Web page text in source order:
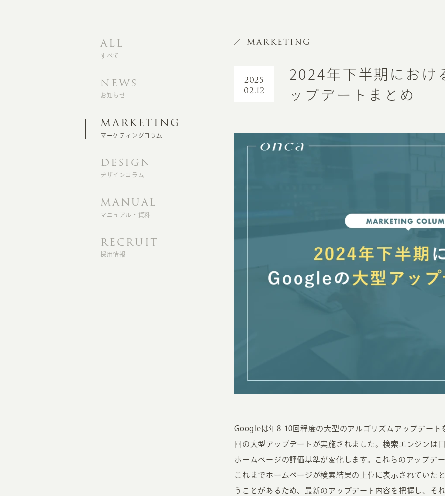
INFORMATION
ホーム
制作実績
ホームページ集客の重要性
オン
ク
ALL
すべて
NEWS
お知らせ
MARKETING
マーケティングコラム
DESIGN
デザインコラム
MANUAL
マニュアル・資料
RECRUIT
採用情報
MARKETING
2024年下半期におけ
ップデートまとめ
2025
02.12
Googleは年8-10回程度の大型のアルゴリズムアップデート
回の大型アップデートが実施されました。検索エンジンは
ホームページの評価基準が変化します。これらのアップデ
これまでホームページが検索結果の上位に表示されていた
うことがあるため、最新のアップデート内容を把握し、そ